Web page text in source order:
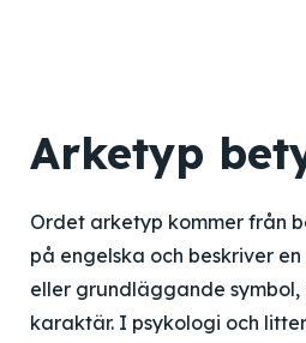
Arketyp
Ordet arketyp kommer från
på engelska och beskriver
eller grundläggande symbol,
karaktär. I psykologi och